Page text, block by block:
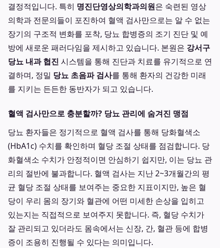
결정적입니다. 특히 명진단영상의학과의원은 숙련된 영상
의학과 전문의들이 포진하여 혈액 검사만으로는 알 수 없는
장기의 구조적 변화를 포착, 당뇨 합병증의 조기 진단 및 예
방에 새로운 패러다임을 제시하고 있습니다. 본원은 강서구
당뇨 내과 협진 시스템을 통해 진단과 치료를 유기적으로 연
결하며, 정밀 당뇨 초음파 검사를 통해 환자의 건강한 미래
를 지키는 든든한 동반자가 되고 있습니다.
혈액 검사만으로 충분할까? 당뇨 관리에 숨겨진 맹점
당뇨 환자들은 정기적으로 혈액 검사를 통해 당화혈색소
(HbA1c) 수치를 확인하며 혈당 조절 상태를 점검합니다. 당
화혈색소 수치가 안정적이면 안심하기 쉽지만, 이는 당뇨 관
리의 절반에 불과합니다. 혈액 검사는 지난 2~3개월간의 평
균 혈당 조절 상태를 보여주는 중요한 지표이지만, 높은 혈
당이 우리 몸의 장기와 혈관에 어떤 미세한 손상을 입히고
있는지는 직접적으로 보여주지 못합니다. 즉, 혈당 수치가
잘 관리되고 있더라도 몸속에서는 신장, 간, 혈관 등에 합병
증이 조용히 진행될 수 있다는 의미입니다.